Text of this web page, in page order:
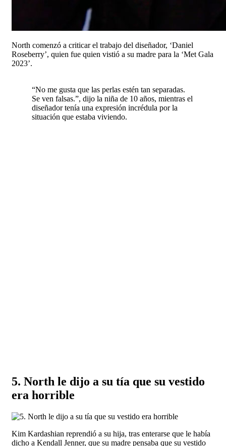
North comenzó a criticar el trabajo del diseñador, ‘Daniel
Roseberry’, quien fue quien vistió a su madre para la ‘Met Gala
2023’.
“No me gusta que las perlas estén tan separadas.
Se ven falsas.”, dijo la niña de 10 años, mientras el
diseñador tenía una expresión incrédula por la
situación que estaba viviendo.
5. North le dijo a su tía que su vestido
era horrible
Kim Kardashian reprendió a su hija, tras enterarse que le había
dicho a Kendall Jenner, que su madre pensaba que su vestido